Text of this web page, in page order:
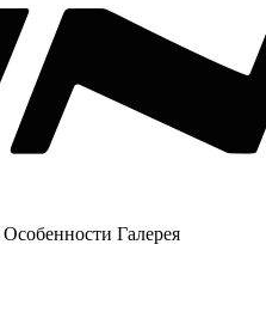
Особенности Галерея